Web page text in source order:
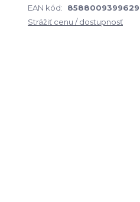
EAN kód:
8588009399629
Strážiť cenu / dostupnosť